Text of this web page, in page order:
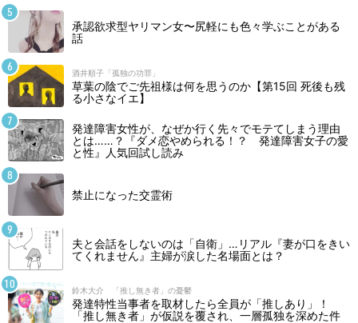
承認欲求型ヤリマン女〜尻軽にも色々学ぶことがある
話
酒井順子「孤独の功罪」
草葉の陰でご先祖様は何を思うのか【第15回 死後も残
る小さなイエ】
発達障害女性が、なぜか行く先々でモテてしまう理由
とは……？『ダメ恋やめられる！？ 発達障害女子の愛
と性』人気回試し読み
禁止になった交霊術
夫と会話をしないのは「自衛」…リアル『妻が口をきい
てくれません』主婦が涙した名場面とは？
鈴木大介 「推し無き者」の憂鬱
発達特性当事者を取材したら全員が「推しあり」！
「推し無き者」が仮説を覆され、一層孤独を深めた件